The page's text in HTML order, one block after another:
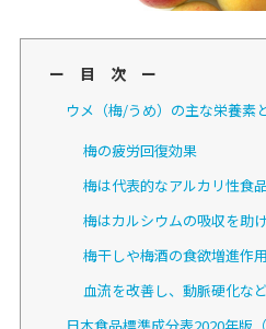
ー 目 次 ー
ウメ（梅/うめ）の主な栄養素
梅の疲労回復効果
梅は代表的なアルカリ性食
梅はカルシウムの吸収を助
梅干しや梅酒の食欲増進作用
血流を改善し、動脈硬化な